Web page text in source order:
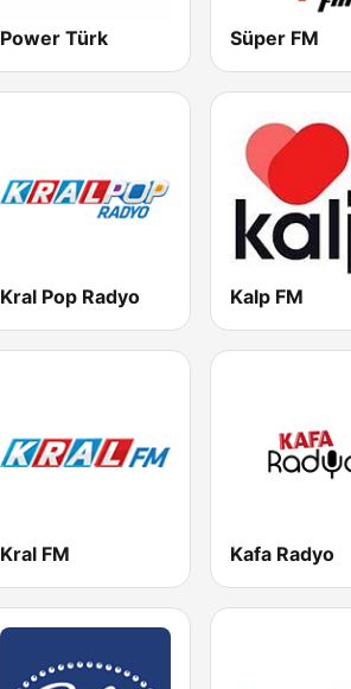
Power Türk Süper FM
Kral Pop Radyo Kalp FM
Kral FM Kafa Radyo